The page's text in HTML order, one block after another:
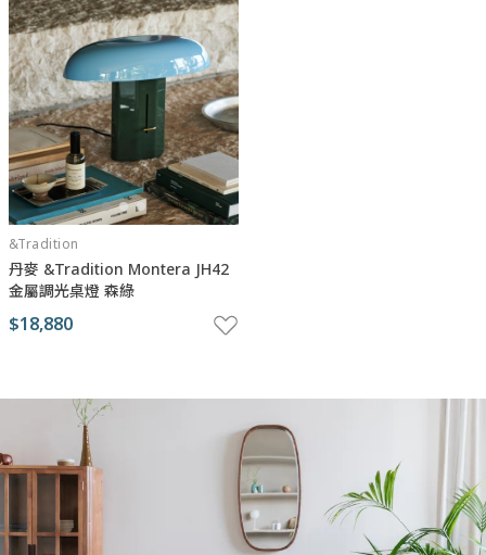
&Tradition
丹麥 &Tradition Montera JH42
金屬調光桌燈 森綠
$18,880